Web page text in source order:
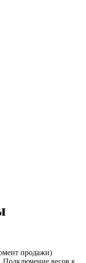
продажи)
Подключение весов к